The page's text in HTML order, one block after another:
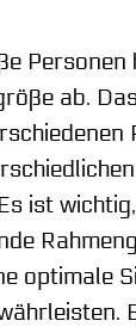
Personen
ab.
ist
optimale